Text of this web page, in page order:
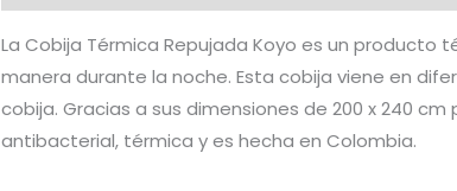
La Cobija Térmica Repujada Koyo es un
manera durante la noche. Esta cobija viene en
cobija. Gracias a sus dimensiones de 200 x 240
antibacterial, térmica y es hecha en Colombia.